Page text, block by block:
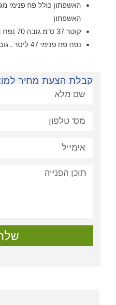
האשפתון כולל פח פנימי
האשפתון
קוטר 37 ס”מ גובה 70 נפח האשפתון כ 65 ליטר.
נפח פח פנימי 47 ליטר . גובה 55 קוטר 33 ס"מ
קבלת הצעת מחיר
פניה: